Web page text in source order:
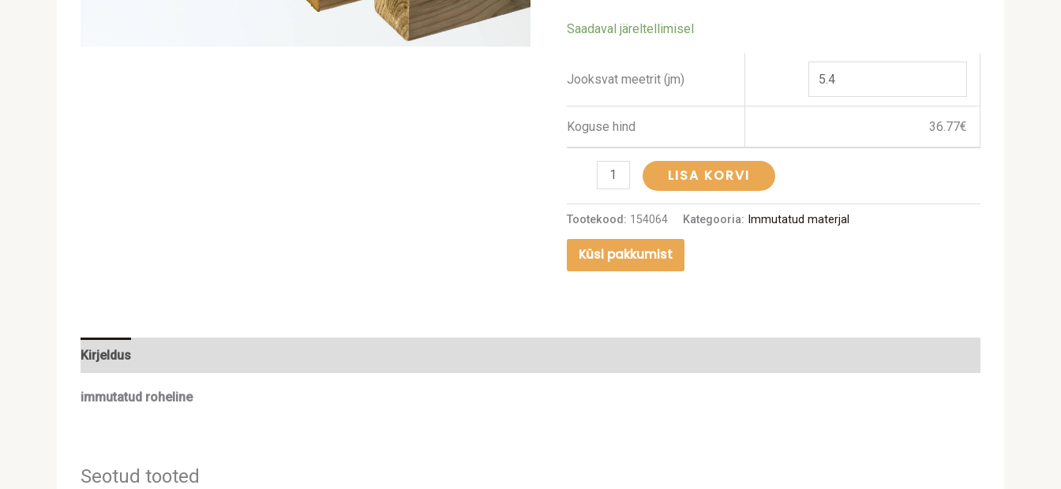
Saadaval järeltellimisel
Jooksvat meetrit (jm)
Koguse hind 36.77€
LISA KORVI
Tootekood: 154064 Kategooria: Immutatud materjal
Küsi pakkumist
Kirjeldus
immutatud roheline
Seotud tooted